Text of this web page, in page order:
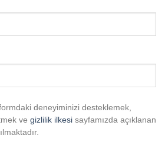
deneyiminizi desteklemek,
ve gizlilik ilkesi sayfamızda açıklanan